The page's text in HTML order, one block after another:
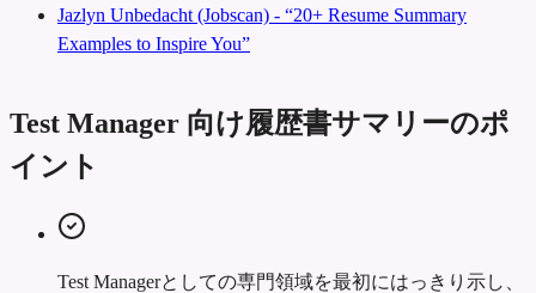
Jazlyn Unbedacht (Jobscan) - “20+ Resume Summary
Examples to Inspire You”
Test Manager 向け履歴書サマリーのポ
イント
Test Managerとしての専門領域を最初にはっきり示し、